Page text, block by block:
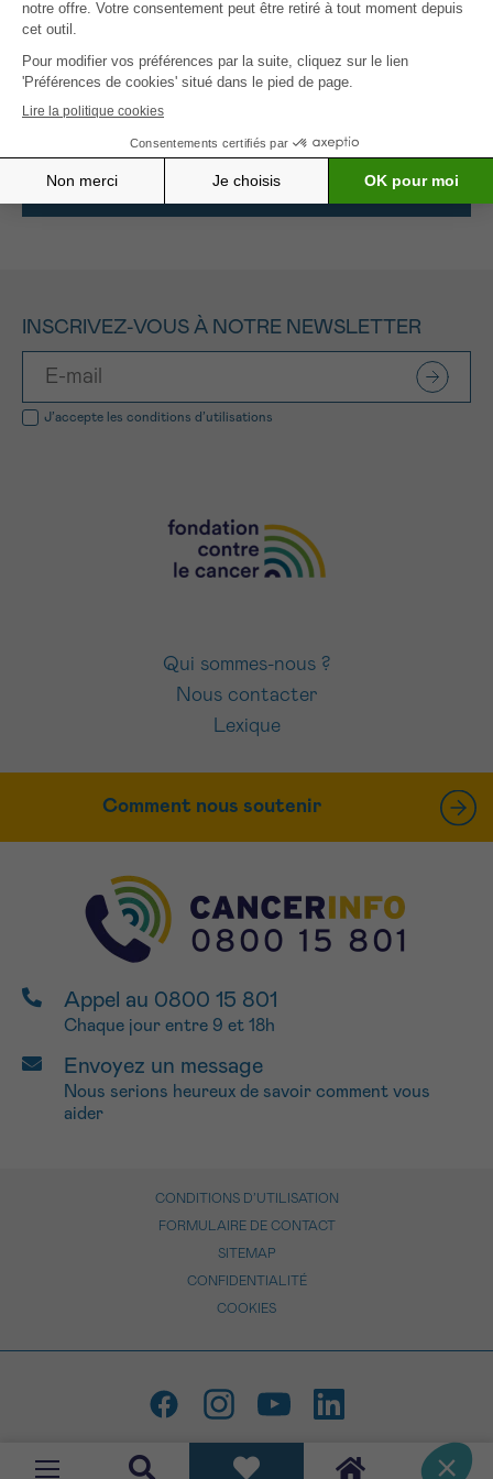
technique crawl L-DIBH pourraitréduirede plus de
moitié les lésions cardiaques ou les cancers du
poumon induits par les rayons, comparativement
aux techniques actuelles de radiothérapie.
Tous les projets soutenus
INSCRIVEZ-VOUS À NOTRE NEWSLETTER
J’accepte les conditions d’utilisations
Qui sommes-nous ?
Nous contacter
Lexique
Comment nous soutenir
Appel au 0800 15 801
Chaque jour entre 9 et 18h
Envoyez un message
Nous serions heureux de savoir comment vous
aider
CONDITIONS D’UTILISATION
FORMULAIRE DE CONTACT
SITEMAP
CONFIDENTIALITÉ
COOKIES